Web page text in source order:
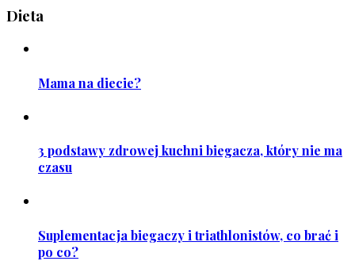
Dieta
Mama na diecie?
3 podstawy zdrowej kuchni biegacza, który nie ma
czasu
Suplementacja biegaczy i triathlonistów, co brać i
po co?